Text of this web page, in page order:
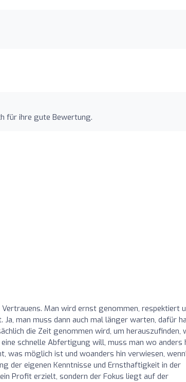
für ihre gute Bewertung.
Man wird ernst genommen, respektiert
man muss dann auch mal länger warten, dafür
die Zeit genommen wird, um herauszufinden,
schnelle Abfertigung will, muss man wo anders
was möglich ist und woanders hin verwiesen,
der eigenen Kenntnisse und Ernsthaftigkeit in der
Profit erzielt, sondern der Fokus liegt auf der